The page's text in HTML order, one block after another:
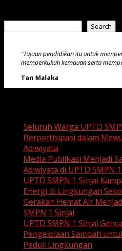
Search
"Tujuan pendidikan itu untuk
memperkukuh kemauan serta
Tan Malaka
Seluruh Warga UPTD
Berpartisipasi dalam
Adiwiyata
Media Publikasi Menjadi
Adiwiyata di UPTD SMPN
UPTD SMPN 1 Sinjai
Energi di Lingkungan
Gerakan Hemat Air
SMPN 1 Sinjai
UPTD SMPN 1 Sinjai
Pengelolaan Sampah
Peduli Lingkungan